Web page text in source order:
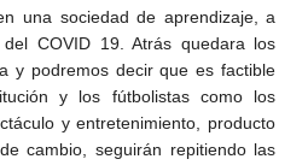
una sociedad de aprendizaje, a
COVID 19. Atrás quedara los
y podremos decir que es factible
y los fútbolistas como los
y entretenimiento, producto
cambio, seguirán repitiendo las